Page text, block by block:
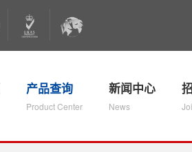
产品查询
Product Center
新闻中心
News